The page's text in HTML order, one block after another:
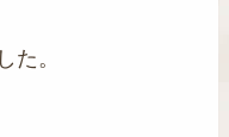
た。